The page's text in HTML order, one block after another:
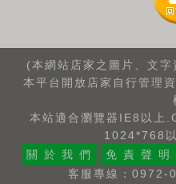
(本網站店家之圖片、文
本平台開放店家自行管理
本站適合瀏覽器IE8以
1024*768
關 於 我 們
免 責 聲 明
客服專線：0972-